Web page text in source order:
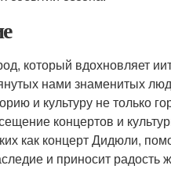
который вдохновляет
нами знаменитых
и культуру не только
концертов и
как концерт Дидюли,
и приносит радость